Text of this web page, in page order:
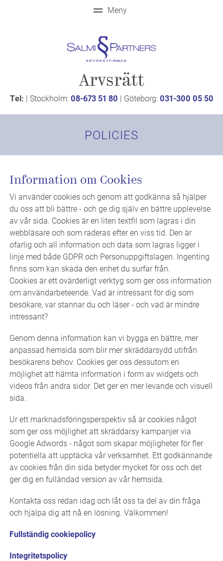
Arvsrätt
Tel: | Stockholm: 08-673 51 80 | Göteborg: 031-300 05 50
POLICIES
Information om Cookies
Vi använder cookies och genom att godkänna så hjälper
du oss att bli bättre - och ge dig själv en bättre upplevelse
av vår sida. Cookies är en liten textfil som lagras i din
webbläsare och som raderas efter en viss tid. Den är
ofarlig och all information och data som lagras ligger i
linje med både GDPR och Personuppgiftslagen. Ingenting
finns som kan skada den enhet du surfar från.
Cookies är ett ovärderligt verktyg som ger oss information
om användarbeteende. Vad är intressant för dig som
besökare, var stannar du och läser - och vad är mindre
intressant?
Genom denna information kan vi bygga en bättre, mer
anpassad hemsida som blir mer skräddarsydd utifrån
besökarens behov. Cookies ger oss dessutom en
möjlighet att hämta information i form av widgets och
videos från andra sidor. Det ger en mer levande och visuell
sida.
Ur ett marknadsföringsperspektiv så är cookies något
som ger oss möjlighet att skräddarsy kampanjer via
Google Adwords - något som skapar möjligheter för fler
potentiella att upptäcka vår verksamhet. Ett godkännande
av cookies från din sida betyder mycket för oss och det
ger dig en fulländad version av vår hemsida.
Kontakta oss redan idag och låt oss ta del av din fråga
och hjälpa dig att nå en lösning. Välkommen!
Fullständig cookiepolicy
Integritetspolicy